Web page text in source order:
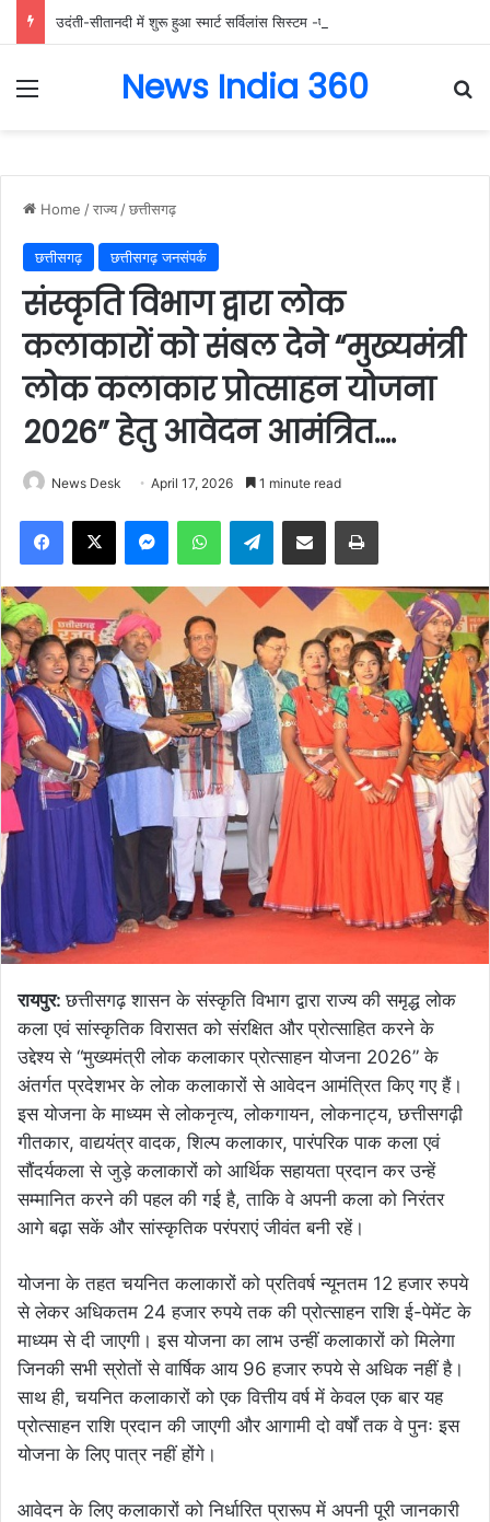
Menu News India 360
Home /राज्य /छत्तीसगढ़
छत्तीसगढ़ छत्तीसगढ़ जनसंपर्क
संस्कृति विभाग द्वारा लोक
कलाकारों को संबल देने “मुख्यमंत्री
लोक कलाकार प्रोत्साहन योजना
2026” हेतु आवेदन आमंत्रित….
News Desk April 17, 2026 1 minute read
Facebook
X MessengerWhatsAppTelegramShare via Email Print
रायपुर:छत्तीसगढ़ शासन के संस्कृति विभाग द्वारा राज्य की समृद्ध लोक
कला एवं सांस्कृतिक विरासत को संरक्षित और प्रोत्साहित करने के
उद्देश्य से “मुख्यमंत्री लोक कलाकार प्रोत्साहन योजना 2026” के
अंतर्गत प्रदेशभर के लोक कलाकारों से आवेदन आमंत्रित किए गए हैं।
इस योजना के माध्यम से लोकनृत्य, लोकगायन, लोकनाट्य, छत्तीसगढ़ी
गीतकार, वाद्ययंत्र वादक, शिल्प कलाकार, पारंपरिक पाक कला एवं
सौंदर्यकला से जुड़े कलाकारों को आर्थिक सहायता प्रदान कर उन्हें
सम्मानित करने की पहल की गई है, ताकि वे अपनी कला को निरंतर
आगे बढ़ा सकें और सांस्कृतिक परंपराएं जीवंत बनी रहें।
योजना के तहत चयनित कलाकारों को प्रतिवर्ष न्यूनतम 12 हजार रुपये
से लेकर अधिकतम 24 हजार रुपये तक की प्रोत्साहन राशि ई-पेमेंट के
माध्यम से दी जाएगी। इस योजना का लाभ उन्हीं कलाकारों को मिलेगा
जिनकी सभी स्रोतों से वार्षिक आय 96 हजार रुपये से अधिक नहीं है।
साथ ही, चयनित कलाकारों को एक वित्तीय वर्ष में केवल एक बार यह
प्रोत्साहन राशि प्रदान की जाएगी और आगामी दो वर्षों तक वे पुनः इस
योजना के लिए पात्र नहीं होंगे।
आवेदन के लिए कलाकारों को निर्धारित प्रारूप में अपनी पूरी जानकारी